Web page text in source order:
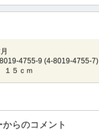
4755-9 (4-8019-4755-7)
１５ｃｍ
らのコメント